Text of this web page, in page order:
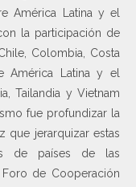
América Latina y el
la participación de
Colombia, Costa
América Latina y el
Tailandia y Vietnam
fue profundizar la
que jerarquizar estas
de países de las
de Cooperación